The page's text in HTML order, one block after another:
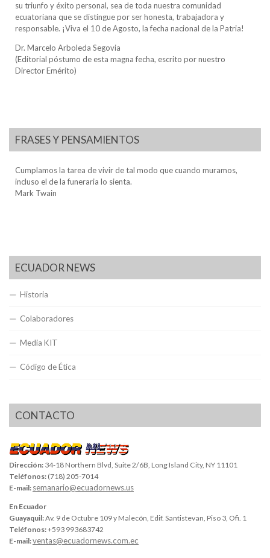
su triunfo y éxito personal, sea de toda nuestra comunidad
ecuatoriana que se distingue por ser honesta, trabajadora y
responsable. ¡Viva el 10 de Agosto, la fecha nacional de la Patria!
Dr. Marcelo Arboleda Segovia
(Editorial póstumo de esta magna fecha, escrito por nuestro
Director Emérito)
FRASES Y PENSAMIENTOS
Cumplamos la tarea de vivir de tal modo que cuando muramos,
incluso el de la funeraria lo sienta.
Mark Twain
ECUADOR NEWS
Historia
Colaboradores
Media KIT
Código de Ética
CONTACTO
Dirección: 34-18 Northern Blvd, Suite 2/6B, Long Island City, NY 11101
Teléfonos: (718) 205-7014
E-mail: semanario@ecuadornews.us
En Ecuador
Guayaquil:Av. 9 de Octubre 109 y Malecón, Edif. Santistevan, Piso 3, Ofi. 1
Teléfonos:+593 993683742
E-mail:ventas@ecuadornews.com.ec